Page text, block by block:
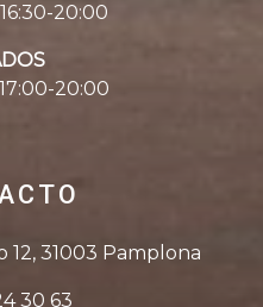
20:00
20:00
12, 31003 Pamplona
30 63